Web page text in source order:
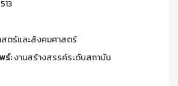
ตร์และสังคมศาสตร์
ร์:งานสร้างสรรค์ระดับสถาบัน